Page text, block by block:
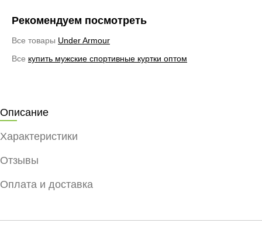
Рекомендуем посмотреть
Все товары Under Armour
Все купить мужские спортивные куртки оптом
Описание
Характеристики
Отзывы
Оплата и доставка